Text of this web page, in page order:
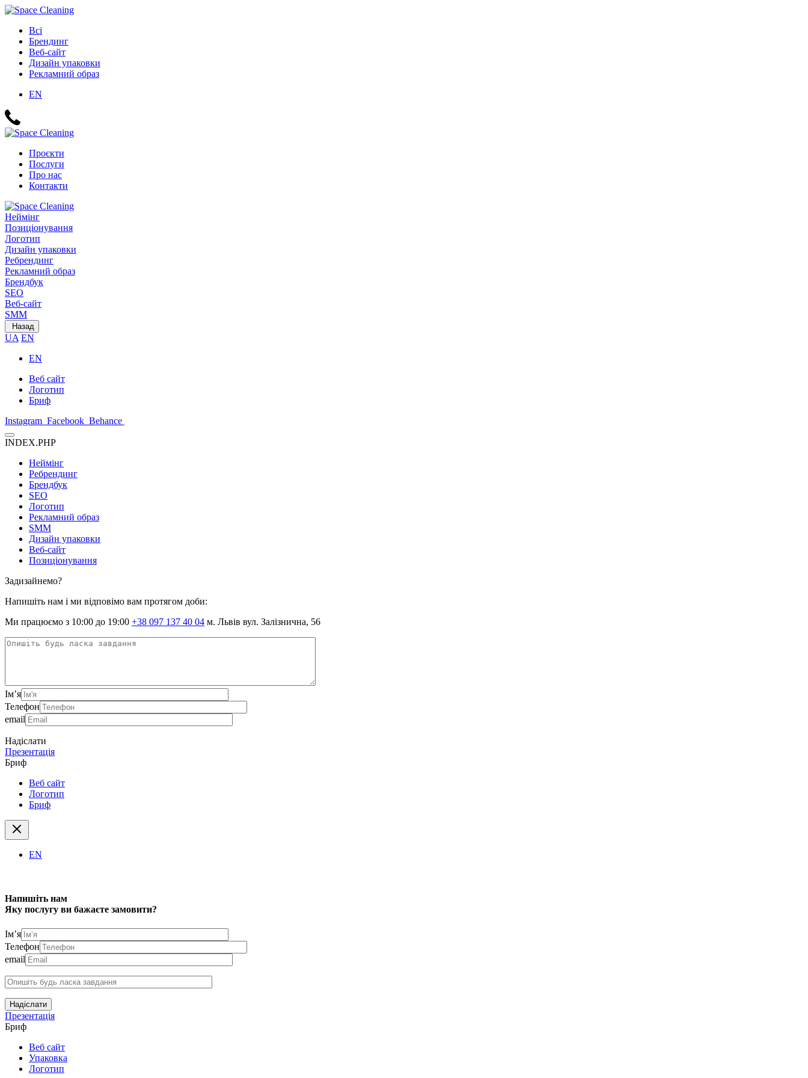
Всі
Брендинг
Веб-сайт
Дизайн упаковки
Рекламний образ
EN
Проєкти
Послуги
Про нас
Контакти
Неймінг
Позиціонування
Логотип
Дизайн упаковки
Ребрендинг
Рекламний образ
Брендбук
SEO
Веб-сайт
SMM
Назад
UA EN
EN
Веб сайт
Логотип
Бриф
Instagram Facebook Behance
INDEX.PHP
Неймінг
Ребрендинг
Брендбук
SEO
Логотип
Рекламний образ
SMM
Дизайн упаковки
Веб-сайт
Позиціонування
Задизайнемо?
Напишіть нам і ми відповімо вам протягом доби:
Ми працюємо з 10:00 до 19:00 +38 097 137 40 04 м. Львів вул. Залізнична, 56
Ім’я
Телефон
email
Надіслати
Презентація
Бриф
Веб сайт
Логотип
Бриф
EN
Напишіть нам
Яку послугу ви бажаєте замовити?
Ім’я
Телефон
email
Надіслати
Презентація
Бриф
Веб сайт
Упаковка
Логотип